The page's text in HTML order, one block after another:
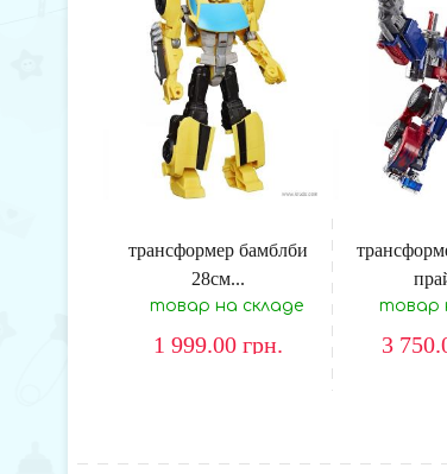
трансформер бамблби
28см...
товар на складе
1 999.00 грн.
товар
3